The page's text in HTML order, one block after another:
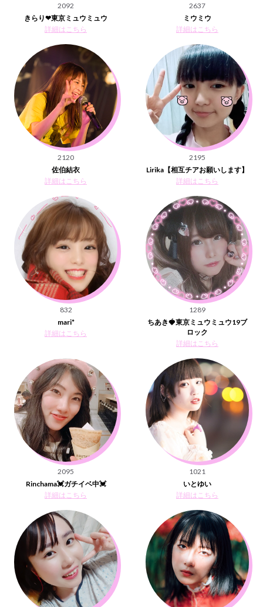
2092
きらり❤︎東京ミュウミュウ
詳細はこちら
2637
ミウミウ
詳細はこちら
2120
佐伯結衣
詳細はこちら
2195
Lirika【相互チアお願いします】
詳細はこちら
832
mari*
詳細はこちら
1289
ちあき🍓東京ミュウミュウ19ブ
ロック
詳細はこちら
2095
Rinchama💓ガチイベ中💓
詳細はこちら
1021
いとゆい
詳細はこちら